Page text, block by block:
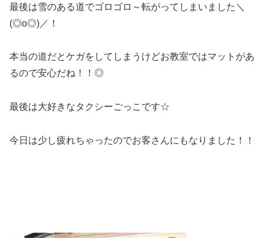
最後は雪のある道でゴロゴロ～転がってしまいました＼
(◎o◎)／！
本当の道だとケガをしてしまうけどお教室ではマットがあ
るので安心だね！！◎
最後は大好きなタクシーごっこです☆
今日は少し疲れちゃったのでお客さんにもなりました！！